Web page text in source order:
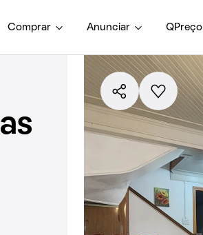
Comprar Anunciar QPreço